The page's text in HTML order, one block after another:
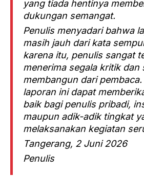
yang tiada hentinya
dukungan semangat.
Penulis menyadari bahwa
masih jauh dari kata
karena itu, penulis sangat
menerima segala kritik dan
membangun dari
laporan ini dapat
baik bagi penulis pribadi,
maupun adik-adik tingkat
melaksanakan kegiatan
Tangerang, 2 Juni 2026
Penulis